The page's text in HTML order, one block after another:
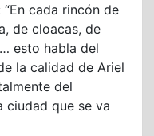
cada rincón de
de cloacas, de
esto habla del
la calidad de Ariel
del
ciudad que se va